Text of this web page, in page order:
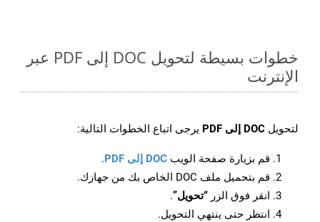
خطوات بسيطة لتحويل DOC إلى PDF عبر
الإنترنت
لتحويل DOC إلى PDF يرجى اتباع الخطوات التالية:
قم بزيارة صفحة الويب DOC إلى PDF
.
قم بتحميل ملف DOC الخاص بك من جهازك.
انقر فوق الزر “تحويل”.
انتظر حتى ينتهي التحويل.